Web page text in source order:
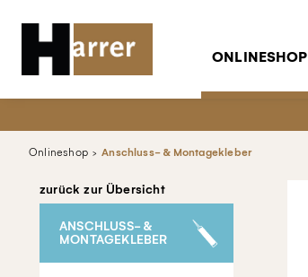
ONLINESHOP
Onlineshop Anschluss- & Montagekleber
zurück zur Übersicht
ANSCHLUSS- &
MONTAGEKLEBER